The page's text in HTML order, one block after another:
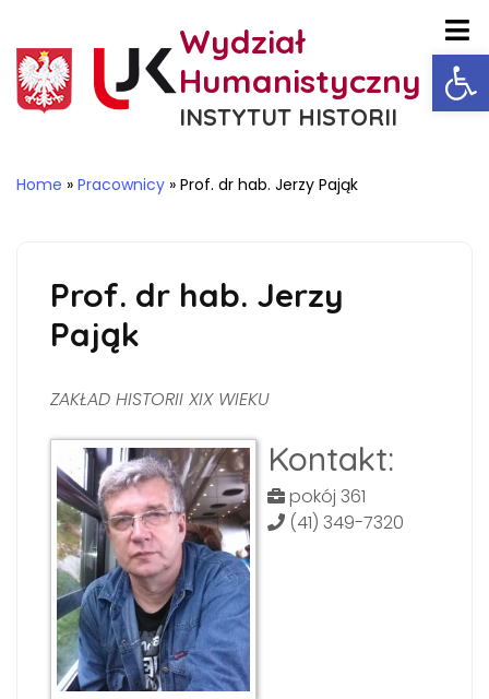
Wydział
Humanistyczny
INSTYTUT HISTORII
Home » Pracownicy » Prof. dr hab. Jerzy Pająk
Prof. dr hab. Jerzy
Pająk
ZAKŁAD HISTORII XIX WIEKU
Kontakt:
pokój 361
(41) 349-7320